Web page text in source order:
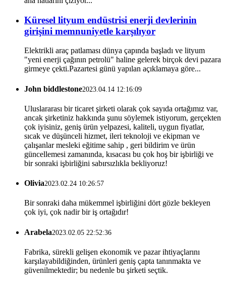
Küresel lityum endüstrisi enerji devlerinin
girişini memnuniyetle karşılıyor
Elektrikli araç patlaması dünya çapında başladı ve lityum
"yeni enerji çağının petrolü" haline gelerek birçok devi pazara
girmeye çekti.Pazartesi günü yapılan açıklamaya göre...
John biddlestone2023.04.14 12:16:09
Uluslararası bir ticaret şirketi olarak çok sayıda ortağımız var,
ancak şirketiniz hakkında şunu söylemek istiyorum, gerçekten
çok iyisiniz, geniş ürün yelpazesi, kaliteli, uygun fiyatlar,
sıcak ve düşünceli hizmet, ileri teknoloji ve ekipman ve
çalışanlar mesleki eğitime sahip , geri bildirim ve ürün
güncellemesi zamanında, kısacası bu çok hoş bir işbirliği ve
bir sonraki işbirliğini sabırsızlıkla bekliyoruz!
Olivia2023.02.24 10:26:57
Bir sonraki daha mükemmel işbirliğini dört gözle bekleyen
çok iyi, çok nadir bir iş ortağıdır!
Arabela2023.02.05 22:52:36
Fabrika, sürekli gelişen ekonomik ve pazar ihtiyaçlarını
karşılayabildiğinden, ürünleri geniş çapta tanınmakta ve
güvenilmektedir; bu nedenle bu şirketi seçtik.